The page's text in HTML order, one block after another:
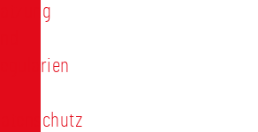
Satzung
Regularien
Datenschutz